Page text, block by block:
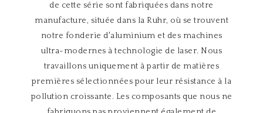
de cette série sont fabriquées dans notre
manufacture, située dans la Ruhr, où se trouvent
notre fonderie d'aluminium et des machines
ultra-modernes à technologie de laser. Nous
travaillons uniquement à partir de matières
premières sélectionnées pour leur résistance à la
pollution croissante. Les composants que nous ne